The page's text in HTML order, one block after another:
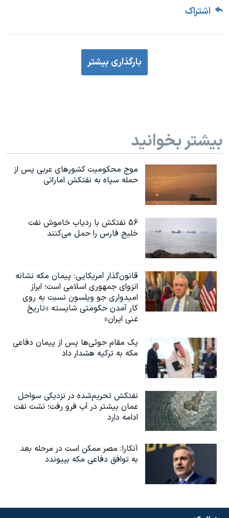
اشتراک
بارگذاری بیشتر
بیشتر بخوانید
موج محکومیت کشورهای عربی پس از
حمله سپاه به نفتکش اماراتی
۵۶ نفتکش با ردیاب خاموش نفت
خلیج فارس را حمل می‌کنند
قانون‌گذار آمریکایی: پیمان مکه نشانه
انزوای جمهوری اسلامی است؛ ابراز
امیدواری جو ویلسون نسبت به روی
کار آمدن حکومتی شایسته «تاریخ
غنی ایران»
یک مقام حوثی‌ها پس از پیمان دفاعی
مکه به ترکیه هشدار داد
نفتکش تحریم‌شده در نزدیکی سواحل
عمان بیشتر در آب فرو رفت؛ نشت نفت
ادامه دارد
آنکارا: مصر ممکن است در مرحله بعد
به توافق دفاعی مکه بپیوندد